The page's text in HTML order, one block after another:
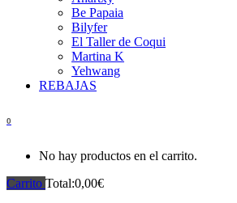
Be Papaia
Bilyfer
El Taller de Coqui
Martina K
Yehwang
REBAJAS
0
No hay productos en el carrito.
Carrito Total:0,00€